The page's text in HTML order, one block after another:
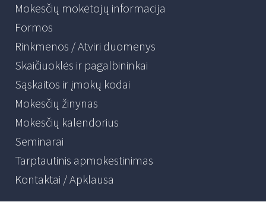
Mokesčių mokėtojų informacija
Formos
Rinkmenos / Atviri duomenys
Skaičiuoklės ir pagalbininkai
Sąskaitos ir įmokų kodai
Mokesčių žinynas
Mokesčių kalendorius
Seminarai
Tarptautinis apmokestinimas
Kontaktai / Apklausa